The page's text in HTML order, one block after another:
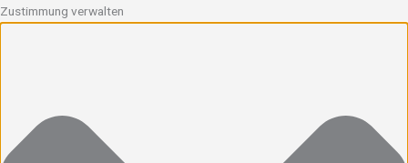
Zustimmung verwalten